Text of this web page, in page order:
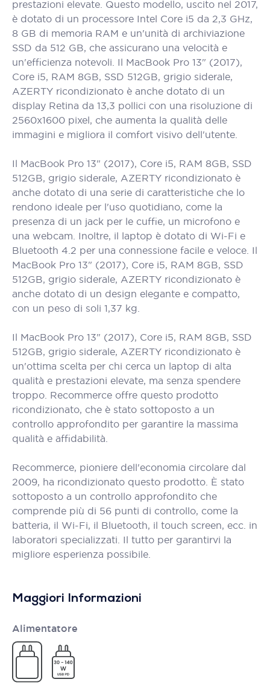
prestazioni elevate. Questo modello, uscito nel 2017,
è dotato di un processore Intel Core i5 da 2,3 GHz,
8 GB di memoria RAM e un'unità di archiviazione
SSD da 512 GB, che assicurano una velocità e
un'efficienza notevoli. Il MacBook Pro 13" (2017),
Core i5, RAM 8GB, SSD 512GB, grigio siderale,
AZERTY ricondizionato è anche dotato di un
display Retina da 13,3 pollici con una risoluzione di
2560x1600 pixel, che aumenta la qualità delle
immagini e migliora il comfort visivo dell'utente.
Il MacBook Pro 13" (2017), Core i5, RAM 8GB, SSD
512GB, grigio siderale, AZERTY ricondizionato è
anche dotato di una serie di caratteristiche che lo
rendono ideale per l'uso quotidiano, come la
presenza di un jack per le cuffie, un microfono e
una webcam. Inoltre, il laptop è dotato di Wi-Fi e
Bluetooth 4.2 per una connessione facile e veloce. Il
MacBook Pro 13" (2017), Core i5, RAM 8GB, SSD
512GB, grigio siderale, AZERTY ricondizionato è
anche dotato di un design elegante e compatto,
con un peso di soli 1,37 kg.
Il MacBook Pro 13" (2017), Core i5, RAM 8GB, SSD
512GB, grigio siderale, AZERTY ricondizionato è
un'ottima scelta per chi cerca un laptop di alta
qualità e prestazioni elevate, ma senza spendere
troppo. Recommerce offre questo prodotto
ricondizionato, che è stato sottoposto a un
controllo approfondito per garantire la massima
qualità e affidabilità.
Recommerce, pioniere dell'economia circolare dal
2009, ha ricondizionato questo prodotto. È stato
sottoposto a un controllo approfondito che
comprende più di 56 punti di controllo, come la
batteria, il Wi-Fi, il Bluetooth, il touch screen, ecc. in
laboratori specializzati. Il tutto per garantirvi la
migliore esperienza possibile.
Maggiori Informazioni
Alimentatore